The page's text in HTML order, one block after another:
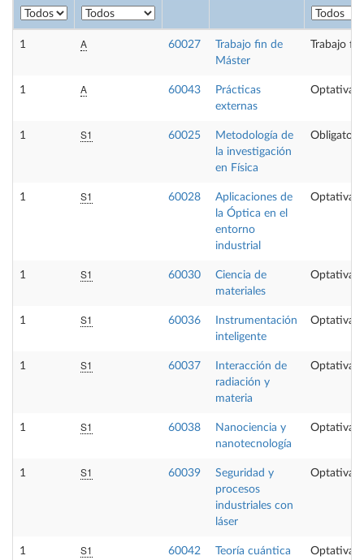
1 A 60027
Trabajo fin de
Máster
Trabajo
1 A 60043
Prácticas
externas
Optativa
1 S1 60025
Metodología de
la investigación
en Física
Obligatoria
1 S1 60028
Aplicaciones de
la Óptica en el
entorno
industrial
Optativa
1 S1 60030
Ciencia de
materiales
Optativa
1 S1 60036
Instrumentación
inteligente
Optativa
1 S1 60037
Interacción de
radiación y
materia
Optativa
1 S1 60038
Nanociencia y
nanotecnología
Optativa
1 S1 60039
Seguridad y
procesos
industriales con
láser
Optativa
1 S1 60042
Teoría cuántica
Optativa